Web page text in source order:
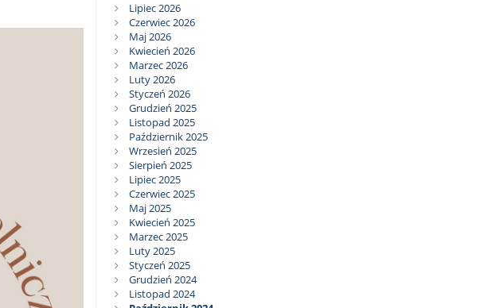
Lipiec 2026
Czerwiec 2026
Maj 2026
Kwiecień 2026
Marzec 2026
Luty 2026
Styczeń 2026
Grudzień 2025
Listopad 2025
Październik 2025
Wrzesień 2025
Sierpień 2025
Lipiec 2025
Czerwiec 2025
Maj 2025
Kwiecień 2025
Marzec 2025
Luty 2025
Styczeń 2025
Grudzień 2024
Listopad 2024